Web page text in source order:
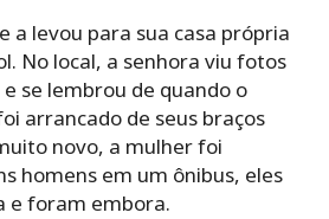
a levou para sua casa própria
No local, a senhora viu fotos
se lembrou de quando o
arrancado de seus braços
novo, a mulher foi
homens em um ônibus, eles
e foram embora.